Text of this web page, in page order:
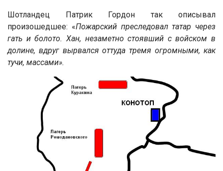
Шотландец Патрик Гордон так описывал
произошедшее: «Пожарский преследовал татар через
гать и болото. Хан, незаметно стоявший с войском в
долине, вдруг вырвался оттуда тремя огромными, как
тучи, массами».